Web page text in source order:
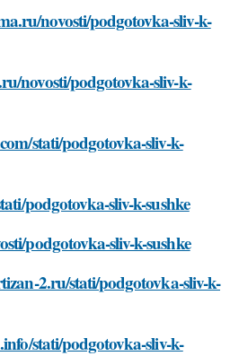
novosti/podgotovka-sliv-k-
novosti/podgotovka-sliv-k-
stati/podgotovka-sliv-k-
podgotovka-sliv-k-sushke
podgotovka-sliv-k-sushke
2.ru/stati/podgotovka-sliv-k-
stati/podgotovka-sliv-k-